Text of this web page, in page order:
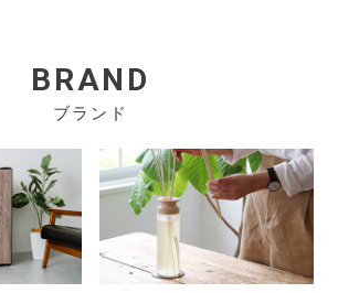
BRAND
ブランド